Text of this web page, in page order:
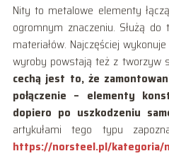
Nity to metalowe elementy
ogromnym znaczeniu. Służą do
materiałów. Najczęściej
wyroby powstają też z tworzyw
cechą jest to, że
połączenie – elementy
dopiero po uszkodzeniu
artykułami tego typu
https://norsteel.pl/